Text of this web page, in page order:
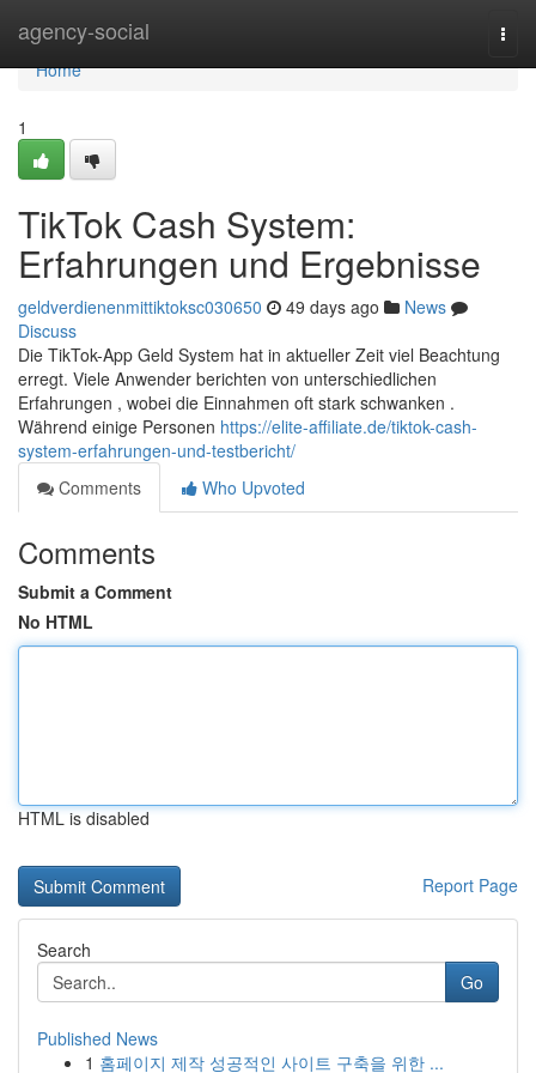
agency-social
Home
Home
1
TikTok Cash System:
Erfahrungen und Ergebnisse
geldverdienenmittiktoksc030650 49 days ago
News
Discuss
Die TikTok-App Geld System hat in aktueller Zeit viel Beachtung
erregt. Viele Anwender berichten von unterschiedlichen
Erfahrungen , wobei die Einnahmen oft stark schwanken .
Während einige Personen https://elite-affiliate.de/tiktok-cash-
system-erfahrungen-und-testbericht/
Comments
Who Upvoted
Comments
Submit a Comment
No HTML
HTML is disabled
Report Page
Search
Go
Published News
1 홈페이지 제작 성공적인 사이트 구축을 위한 ...